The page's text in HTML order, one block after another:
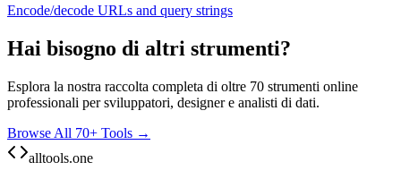
Encode/decode URLs and query strings
Hai bisogno di altri strumenti?
Esplora la nostra raccolta completa di oltre 70 strumenti online
professionali per sviluppatori, designer e analisti di dati.
Browse All 70+ Tools →
alltools.one